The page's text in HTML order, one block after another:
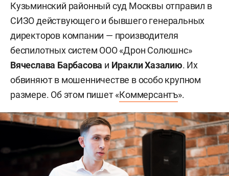
Кузьминский районный суд Москвы отправил в
СИЗО действующего и бывшего генеральных
директоров компании — производителя
беспилотных систем ООО «Дрон Солюшнс»
Вячеслава Барбасова и Иракли Хазалию. Их
обвиняют в мошенничестве в особо крупном
размере. Об этом пишет «Коммерсантъ».